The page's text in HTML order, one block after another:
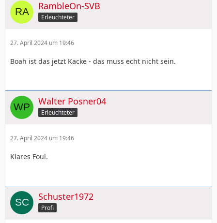
RambleOn-SVB
Erleuchteter
27. April 2024 um 19:46
Boah ist das jetzt Kacke - das muss echt nicht sein.
Walter Posner04
Erleuchteter
27. April 2024 um 19:46
Klares Foul.
Schuster1972
Profi